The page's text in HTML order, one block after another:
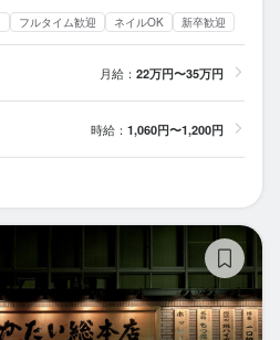
フルタイム歓迎 ネイルOK 新卒歓迎
月給： 22万円〜35万円
時給： 1,060円〜1,200円